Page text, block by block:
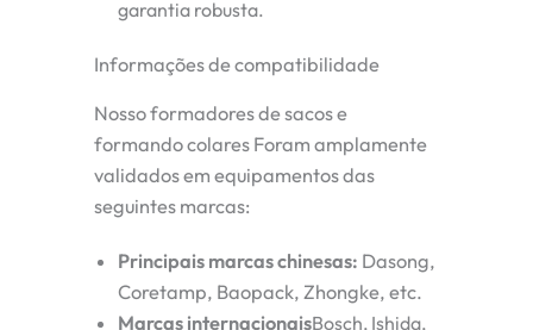
garantia robusta.
Informações de compatibilidade
Nossoformadores de sacose
formando colares Foram amplamente
validados em equipamentos das
seguintes marcas:
Principais marcas chinesas: Dasong,
Coretamp, Baopack, Zhongke, etc.
Marcas internacionaisBosch, Ishida,